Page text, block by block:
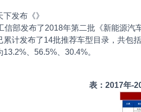
发布《》
信部发布了2018年第二批《新能源汽
累计发布了14批推荐车型目录，共包
、56.5%、30.4%。
表：2017年-